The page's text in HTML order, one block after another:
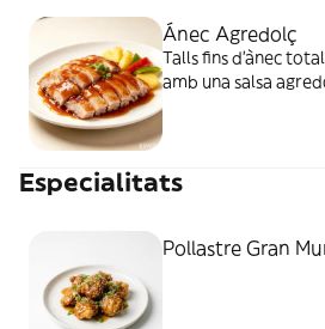
Ánec Agredolç
Talls fins d'ànec
amb una salsa
Especialitats
Pollastre Gran